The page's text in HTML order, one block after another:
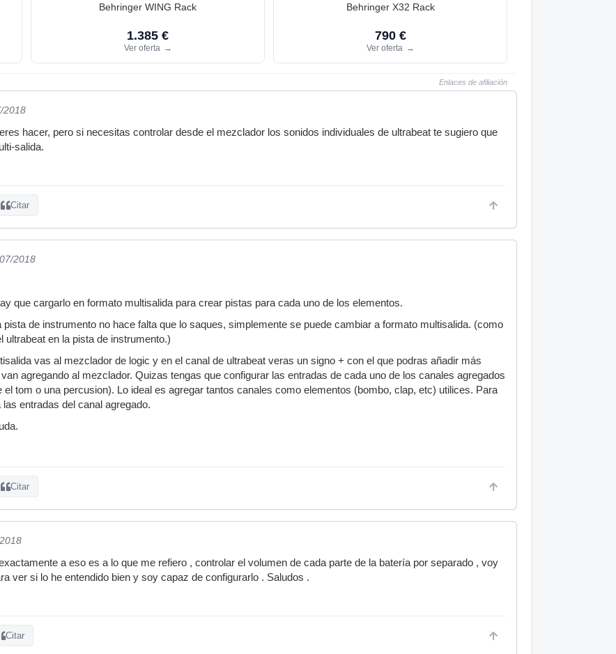
Behringer WING Rack
1.385 €
Ver oferta →
Behringer X32 Rack
790 €
Ver oferta →
Enlaces de afiliación
2018
hacer, pero si necesitas controlar desde el mezclador los sonidos individuales de ultrabeat te sugiero que
salida.
Citar
2018
que cargarlo en formato multisalida para crear pistas para cada uno de los elementos.
pista de instrumento no hace falta que lo saques, simplemente se puede cambiar a formato multisalida. (como
ultrabeat en la pista de instrumento.)
vas al mezclador de logic y en el canal de ultrabeat veras un signo + con el que podras añadir más
agregando al mezclador. Quizas tengas que configurar las entradas de cada uno de los canales agregados
el tom o una percusion). Lo ideal es agregar tantos canales como elementos (bombo, clap, etc) utilices. Para
entradas del canal agregado.
Citar
a eso es a lo que me refiero , controlar el volumen de cada parte de la batería por separado , voy
ver si lo he entendido bien y soy capaz de configurarlo . Saludos .
Citar